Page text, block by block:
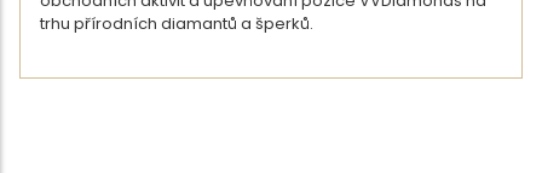
trhu přírodních diamantů a šperků.